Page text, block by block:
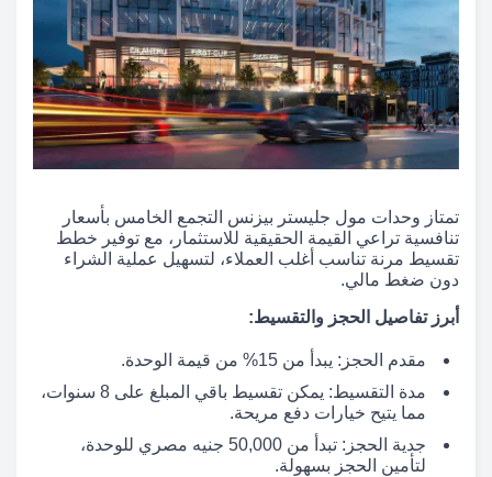
تمتاز وحدات مول جليستر بيزنس التجمع الخامس بأسعار
تنافسية تراعي القيمة الحقيقية للاستثمار، مع توفير خطط
تقسيط مرنة تناسب أغلب العملاء، لتسهيل عملية الشراء
دون ضغط مالي.
أبرز تفاصيل الحجز والتقسيط:
مقدم الحجز: يبدأ من 15% من قيمة الوحدة.
مدة التقسيط: يمكن تقسيط باقي المبلغ على 8 سنوات،
مما يتيح خيارات دفع مريحة.
جدية الحجز: تبدأ من 50,000 جنيه مصري للوحدة،
لتأمين الحجز بسهولة.